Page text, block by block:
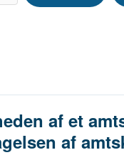
af et
af